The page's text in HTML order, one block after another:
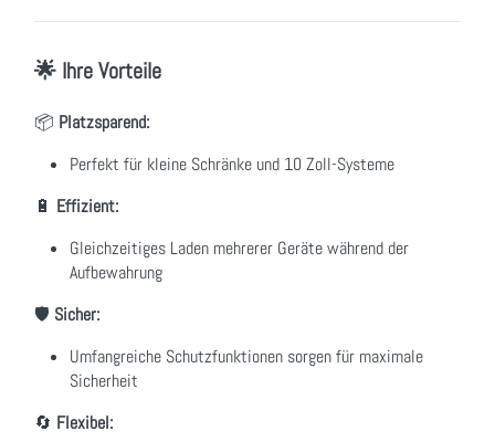
🌟 Ihre Vorteile
📦 Platzsparend:
Perfekt für kleine Schränke und 10 Zoll-Systeme
🔋 Effizient:
Gleichzeitiges Laden mehrerer Geräte während der
Aufbewahrung
🛡️ Sicher:
Umfangreiche Schutzfunktionen sorgen für maximale
Sicherheit
🔄 Flexibel: